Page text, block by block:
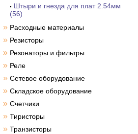
Штыри и гнезда для плат 2.54мм
(56)
» Расходные материалы
» Резисторы
» Резонаторы и фильтры
» Реле
» Сетевое оборудование
» Складское оборудование
» Счетчики
» Тиристоры
» Транзисторы